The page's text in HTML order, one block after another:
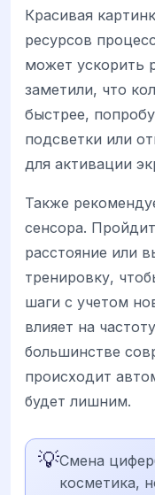
Красивая
ресурсов
может ускорить
заметили, что
быстрее,
подсветки или
для активации
Также
сенсора.
расстояние или
тренировку,
шаги с учетом
влияет на
большинстве
происходит
будет лишним.
💡Смена
косметика,